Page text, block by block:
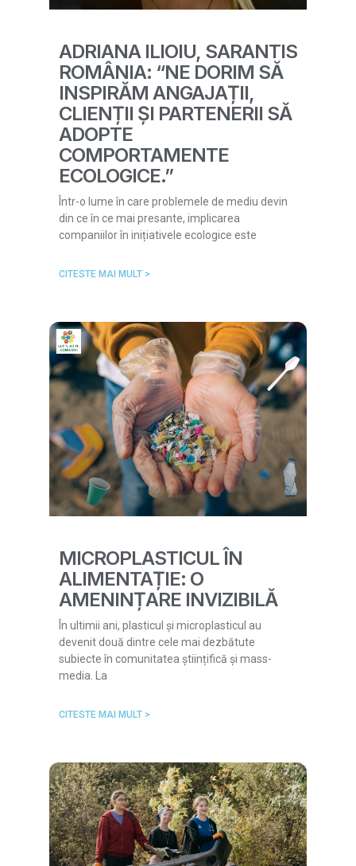
ADRIANA ILIOIU, SARANTIS
ROMÂNIA: “NE DORIM SĂ
INSPIRĂM ANGAJAȚII,
CLIENȚII ȘI PARTENERII SĂ
ADOPTE
COMPORTAMENTE
ECOLOGICE.”
Într-o lume în care problemele de mediu devin
din ce în ce mai presante, implicarea
companiilor în inițiativele ecologice este
CITESTE MAI MULT >
MICROPLASTICUL ÎN
ALIMENTAȚIE: O
AMENINȚARE INVIZIBILĂ
În ultimii ani, plasticul și microplasticul au
devenit două dintre cele mai dezbătute
subiecte în comunitatea științifică și mass-
media. La
CITESTE MAI MULT >